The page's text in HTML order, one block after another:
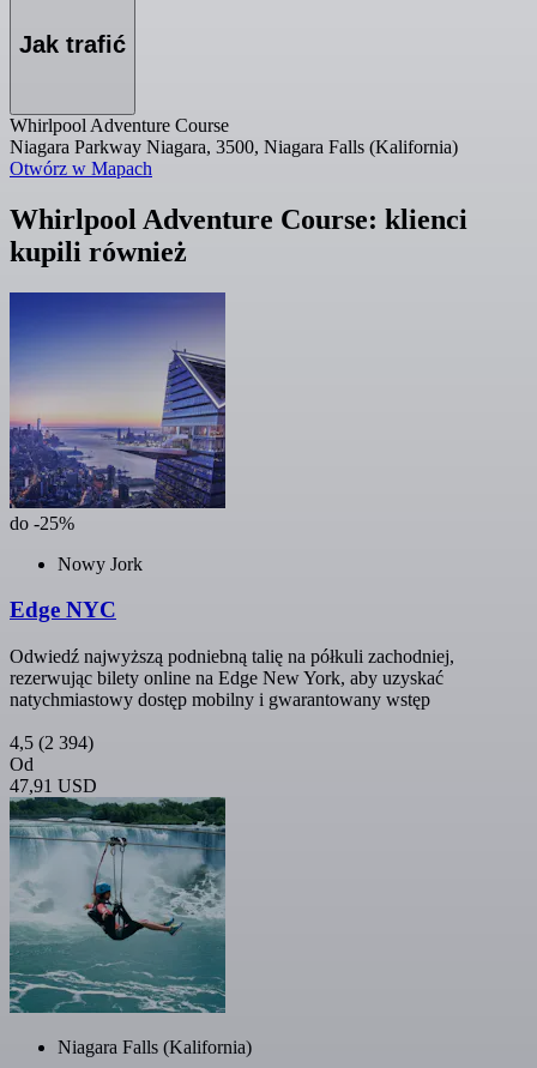
Jak trafić
Whirlpool Adventure Course
Niagara Parkway Niagara, 3500, Niagara Falls (Kalifornia)
Otwórz w Mapach
Whirlpool Adventure Course: klienci
kupili również
do -25%
Nowy Jork
Edge NYC
Odwiedź najwyższą podniebną talię na półkuli zachodniej,
rezerwując bilety online na Edge New York, aby uzyskać
natychmiastowy dostęp mobilny i gwarantowany wstęp
4,5 (2 394)
Od
47,91 USD
Niagara Falls (Kalifornia)